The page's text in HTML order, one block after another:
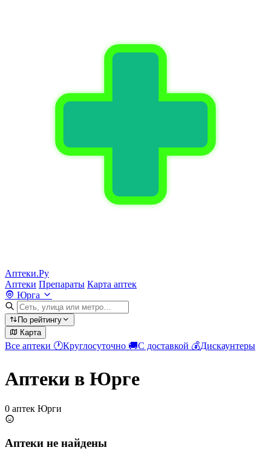
Аптеки.Ру
Аптеки Препараты Карта аптек
Юрга
По рейтингу
Карта
Все аптеки 🕐Круглосуточно 🚚С доставкой 💰Дискаунтеры
Аптеки в Юрге
0 аптек Юрги
Аптеки не найдены